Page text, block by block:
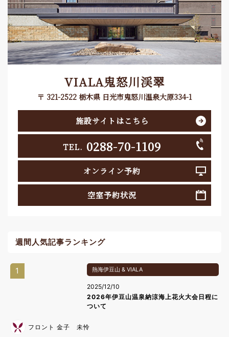
VIALA鬼怒川渓翠
〒 321-2522 栃木県 日光市鬼怒川温泉大原334-1
施設サイトはこちら
TEL. 0288-70-1109
オンライン予約
空室予約状況
週間人気記事ランキング
1 熱海伊豆山 & VIALA
2025/12/10
2026年伊豆山温泉納涼海上花火大会日程に
ついて
フロント 金子 未怜